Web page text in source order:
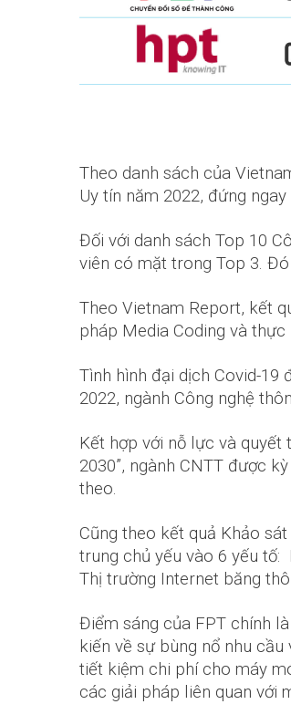
Theo danh sách của
Uy tín năm 2022, đứng
Đối với danh sách Top 10
viên có mặt trong Top 3.
Theo Vietnam Report, kết
pháp Media Coding và
Tình hình đại dịch Covid-
2022, ngành Công nghệ
Kết hợp với nỗ lực và quyết
2030”, ngành CNTT được
theo.
Cũng theo kết quả Khảo
trung chủ yếu vào 6 yếu tố:
Thị trường Internet băng
Điểm sáng của FPT chính
kiến về sự bùng nổ nhu
tiết kiệm chi phí cho máy
các giải pháp liên quan với